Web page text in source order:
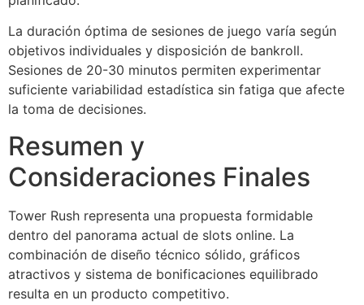
La duración óptima de sesiones de juego varía según
objetivos individuales y disposición de bankroll.
Sesiones de 20-30 minutos permiten experimentar
suficiente variabilidad estadística sin fatiga que afecte
la toma de decisiones.
Resumen y
Consideraciones Finales
Tower Rush representa una propuesta formidable
dentro del panorama actual de slots online. La
combinación de diseño técnico sólido, gráficos
atractivos y sistema de bonificaciones equilibrado
resulta en un producto competitivo.